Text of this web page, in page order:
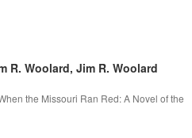
R. Woolard, Jim R. Woolard
the Missouri Ran Red: A Novel of the